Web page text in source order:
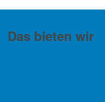
Das bieten wir